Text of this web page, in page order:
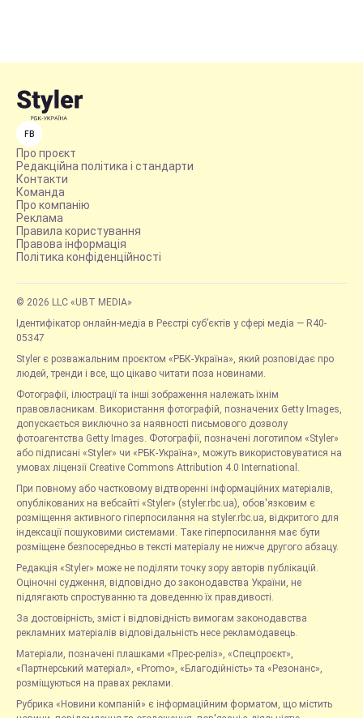
FB
Про проєкт
Редакційна політика і стандарти
Контакти
Команда
Про компанію
Реклама
Правила користування
Правова інформація
Політика конфіденційності
© 2026 LLC «UBT MEDIA»
Ідентифікатор онлайн-медіа в Реєстрі суб’єктів у сфері медіа — R40-
05347
Styler є розважальним проєктом «РБК-Україна», який розповідає про
людей, тренди і все, що цікаво читати поза новинами.
Фотографії, ілюстрації та інші зображення належать їхнім
правовласникам. Використання фотографій, позначених Getty Images,
допускається виключно за наявності письмового дозволу
фотоагентства Getty Images. Фотографії, позначені логотипом «Styler»
або підписані «Styler» чи «РБК-Україна», можуть використовуватися на
умовах ліцензії Creative Commons Attribution 4.0 International.
При повному або частковому відтворенні інформаційних матеріалів,
опублікованих на вебсайті «Styler» (styler.rbc.ua), обов'язковим є
розміщення активного гіперпосилання на styler.rbc.ua, відкритого для
індексації пошуковими системами. Таке гіперпосилання має бути
розміщене безпосередньо в тексті матеріалу не нижче другого абзацу.
Редакція «Styler» може не поділяти точку зору авторів публікацій.
Оціночні судження, відповідно до законодавства України, не
підлягають спростуванню та доведенню їх правдивості.
За достовірність, зміст і відповідність вимогам законодавства
рекламних матеріалів відповідальність несе рекламодавець.
Матеріали, позначені плашками «Прес-реліз», «Спецпроєкт»,
«Партнерський матеріал», «Promo», «Благодійність» та «Резонанс»,
розміщуються на правах реклами.
Рубрика «Новини компаній» є інформаційним форматом, що містить